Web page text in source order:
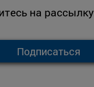
на рассылку
Подписаться